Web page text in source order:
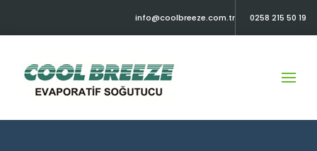
info@coolbreeze.com.tr 0258 215 50 19